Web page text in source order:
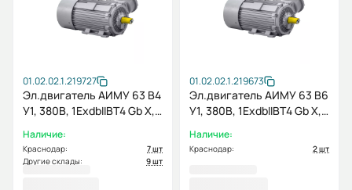
01.02.02.1.219727
Эл.двигатель АИМУ 63 В4
У1, 380В, 1ExdbIIBT4 Gb X,
Наличие:
Краснодар:
7 шт
Другие склады:
9 шт
01.02.02.1.219673
Эл.двигатель АИМУ 63 В6
У1, 380В, 1ExdbIIBT4 Gb X,
Наличие:
Краснодар: 2 шт